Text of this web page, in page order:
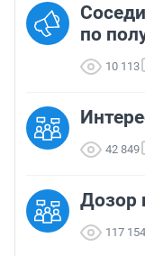
по
10 113
42 849
Дозор
117 154